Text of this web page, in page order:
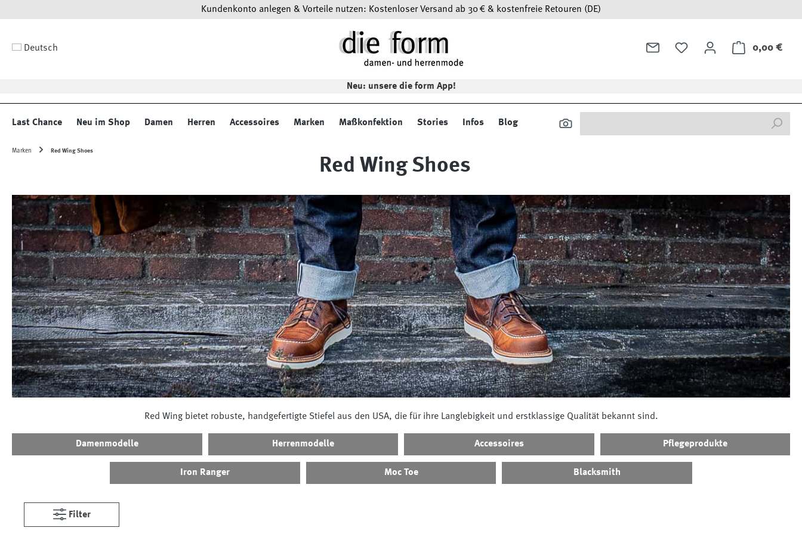
Kundenkonto anlegen & Vorteile nutzen: Kostenloser Versand ab 30 € & kostenfreie Retouren (DE)
Deutsch 0,00 €
Neu: unsere die form App!
Last Chance Neu im Shop Damen Herren Accessoires Marken Maßkonfektion Stories Infos Blog
Marken Red Wing Shoes
Red Wing Shoes
Red Wing bietet robuste, handgefertigte Stiefel aus den USA, die für ihre Langlebigkeit und erstklassige Qualität bekannt sind.
Damenmodelle Herrenmodelle Accessoires Pflegeprodukte
Iron Ranger Moc Toe Blacksmith
Filter